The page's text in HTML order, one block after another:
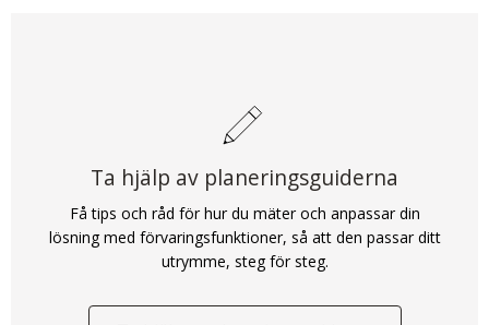
Ta hjälp av planeringsguiderna
Få tips och råd för hur du mäter och anpassar din
lösning med förvaringsfunktioner, så att den passar ditt
utrymme, steg för steg.